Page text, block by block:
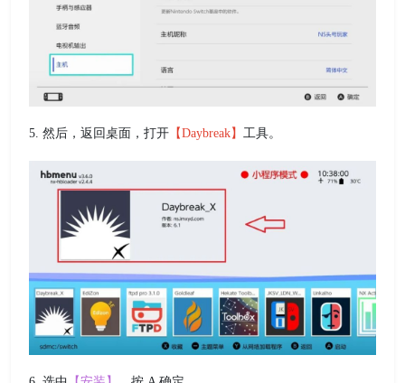
5. 然后，返回桌面，打开 【Daybreak】 工具。